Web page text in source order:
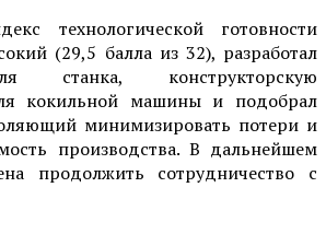
технологической готовности
(29,5 балла из 32), разработал
станка, конструкторскую
кокильной машины и подобрал
минимизировать потери и
производства. В дальнейшем
продолжить сотрудничество с